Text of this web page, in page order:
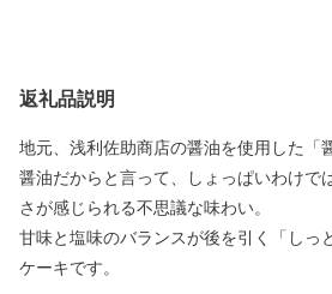
返礼品説明
地元、浅利佐助商店の醤油を使用した「
醤油だからと言って、しょっぱいわけで
さが感じられる不思議な味わい。
甘味と塩味のバランスが後を引く「しっ
ケーキです。